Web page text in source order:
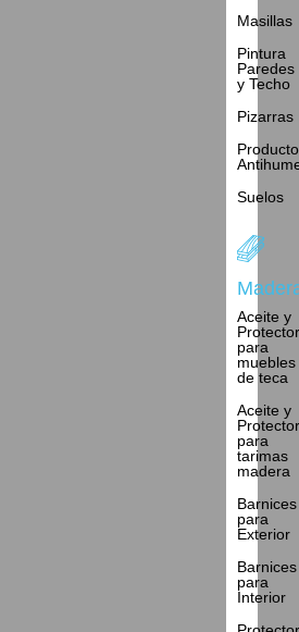
Masillas
Pintura
Paredes
y Techo
Pizarras
Suelos
Aceite y
para
muebles
de teca
Aceite y
para
tarimas
madera
Barnices
para
Exterior
Barnices
para
Interior